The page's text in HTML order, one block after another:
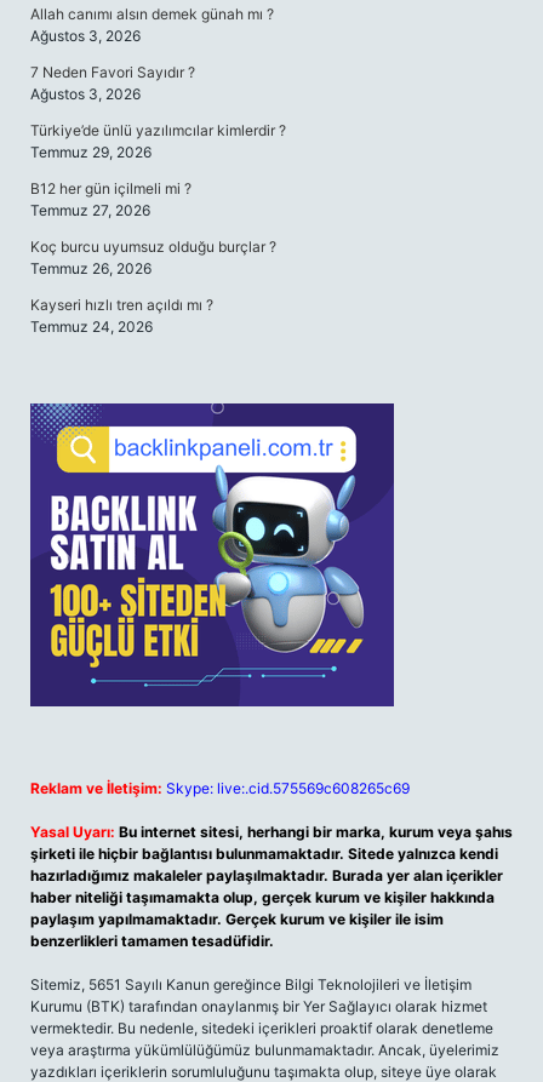
Allah canımı alsın demek günah mı ?
Ağustos 3, 2026
7 Neden Favori Sayıdır ?
Ağustos 3, 2026
Türkiye’de ünlü yazılımcılar kimlerdir ?
Temmuz 29, 2026
B12 her gün içilmeli mi ?
Temmuz 27, 2026
Koç burcu uyumsuz olduğu burçlar ?
Temmuz 26, 2026
Kayseri hızlı tren açıldı mı ?
Temmuz 24, 2026
Reklam ve İletişim: Skype: live:.cid.575569c608265c69
Yasal Uyarı: Bu internet sitesi, herhangi bir marka, kurum veya şahıs
şirketi ile hiçbir bağlantısı bulunmamaktadır. Sitede yalnızca kendi
hazırladığımız makaleler paylaşılmaktadır. Burada yer alan içerikler
haber niteliği taşımamakta olup, gerçek kurum ve kişiler hakkında
paylaşım yapılmamaktadır. Gerçek kurum ve kişiler ile isim
benzerlikleri tamamen tesadüfidir.
Sitemiz, 5651 Sayılı Kanun gereğince Bilgi Teknolojileri ve İletişim
Kurumu (BTK) tarafından onaylanmış bir Yer Sağlayıcı olarak hizmet
vermektedir. Bu nedenle, sitedeki içerikleri proaktif olarak denetleme
veya araştırma yükümlülüğümüz bulunmamaktadır. Ancak, üyelerimiz
yazdıkları içeriklerin sorumluluğunu taşımakta olup, siteye üye olarak